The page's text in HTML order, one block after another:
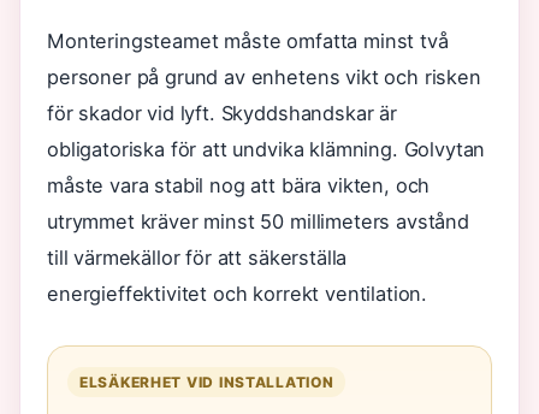
Monteringsteamet måste omfatta minst två
personer på grund av enhetens vikt och risken
för skador vid lyft. Skyddshandskar är
obligatoriska för att undvika klämning. Golvytan
måste vara stabil nog att bära vikten, och
utrymmet kräver minst 50 millimeters avstånd
till värmekällor för att säkerställa
energieffektivitet och korrekt ventilation.
ELSÄKERHET VID INSTALLATION